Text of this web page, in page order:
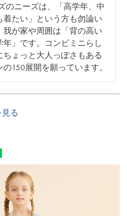
のニーズは、「高学年、中
たい」という方も勿論い
我が家や周囲は「背の高い
」です。コンビミニらし
ょっと大人っぽさもある
150展開を願っています。
る